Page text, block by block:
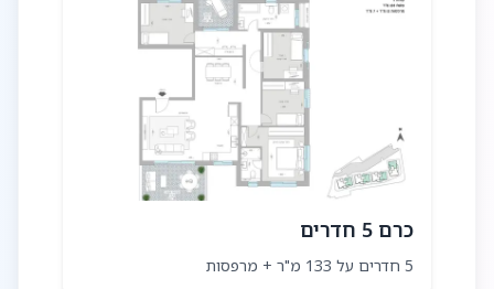
כרם 5 חדרים
5 חדרים על 133 מ"ר + מרפסות